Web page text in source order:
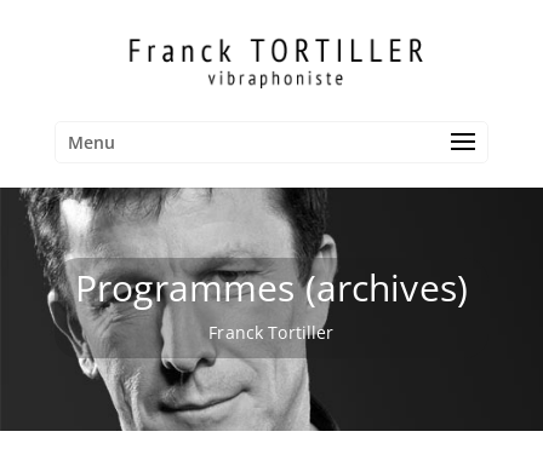
Menu
Programmes (archives)
Franck Tortiller